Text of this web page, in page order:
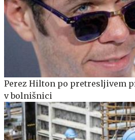
Perez Hilton po pretresljivem
v bolnišnici